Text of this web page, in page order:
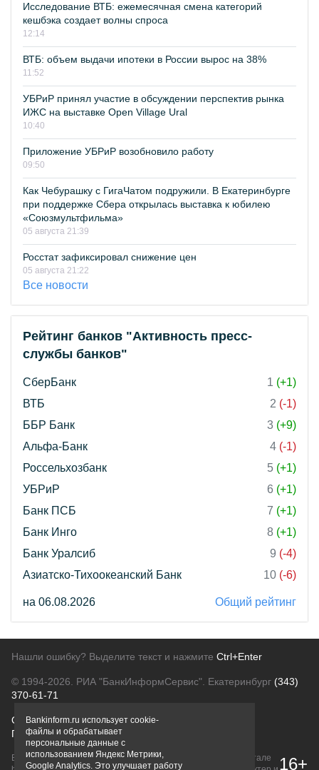
Исследование ВТБ: ежемесячная смена категорий
кешбэка создает волны спроса
12:14
ВТБ: объем выдачи ипотеки в России вырос на 38%
11:52
УБРиР принял участие в обсуждении перспектив рынка
ИЖС на выставке Open Village Ural
10:40
Приложение УБРиР возобновило работу
09:50
Как Чебурашку с ГигаЧатом подружили. В Екатеринбурге
при поддержке Сбера открылась выставка к юбилею
«Союзмультфильма»
05 августа 21:39
Росстат зафиксировал снижение цен
05 августа 21:22
Все новости
Рейтинг банков "Активность пресс-
службы банков"
СберБанк 1 (+1)
ВТБ
2 (-1)
ББР Банк
3 (+9)
Альфа-Банк
4 (-1)
Россельхозбанк
5 (+1)
УБРиР
6 (+1)
Банк ПСБ
7 (+1)
Банк Инго
8 (+1)
Банк Уралсиб
9 (-4)
Азиатско-Тихоокеанский Банк
10 (-6)
на 06.08.2026 Общий рейтинг
Нашли ошибку? Выделите текст и нажмите Ctrl+Enter
© 1994-2026. РИА "БанкИнформСервис". Екатеринбург (343)
370-61-71
О проектеПолитика конфиденциальности
Правовая информацияДля рекламодателей
Вся информация о продуктах банков, размещенная на портале
16+
Bankinform.ru использует cookie-
файлы и обрабатывает
персональные данные с
использованием Яндекс Метрики,
Google Analytics. Это улучшает работу